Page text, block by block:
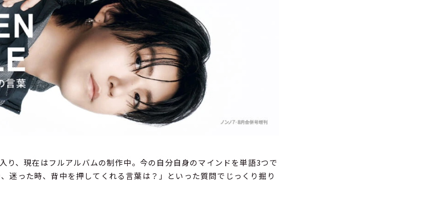
り、現在はフルアルバムの制作中。今の自分自身のマインドを単語3つで
迷った時、背中を押してくれる言葉は？」といった質問でじっくり掘り